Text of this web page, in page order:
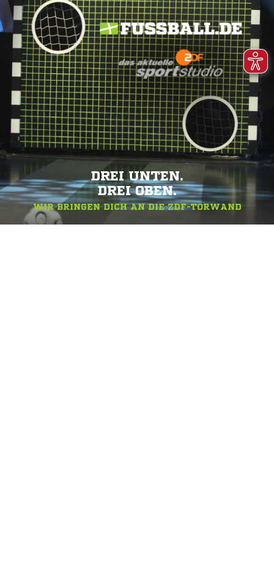
DREI UNTEN.
DREI OBEN.
WIR BRINGEN DICH AN DIE ZDF-TORWAND